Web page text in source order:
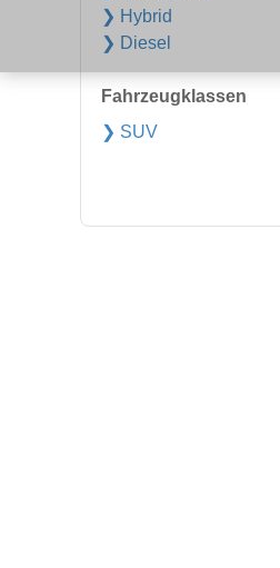
❯ Hybrid
❯ Diesel
Fahrzeugklassen
❯ SUV